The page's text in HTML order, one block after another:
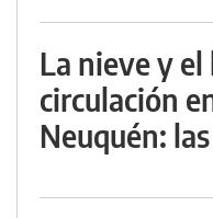
La nieve y
circulación
Neuquén: